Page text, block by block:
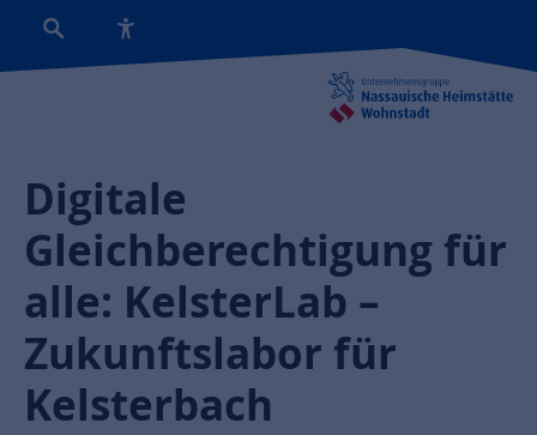
Digitale
Gleichberechtigung für
alle: KelsterLab –
Zukunftslabor für
Kelsterbach